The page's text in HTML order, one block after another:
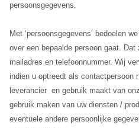
persoonsgegevens.
Met ‘persoonsgegevens’ bedoelen
over een bepaalde persoon gaat.
mailadres en telefoonnummer. Wij
indien u optreedt als contactpersoon
leverancier en gebruik maakt van
gebruik maken van uw diensten /
eventuele andere persoonlijke